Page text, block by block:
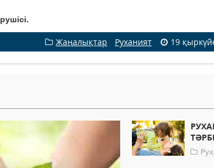
Жаңалықтар / Руханият 19